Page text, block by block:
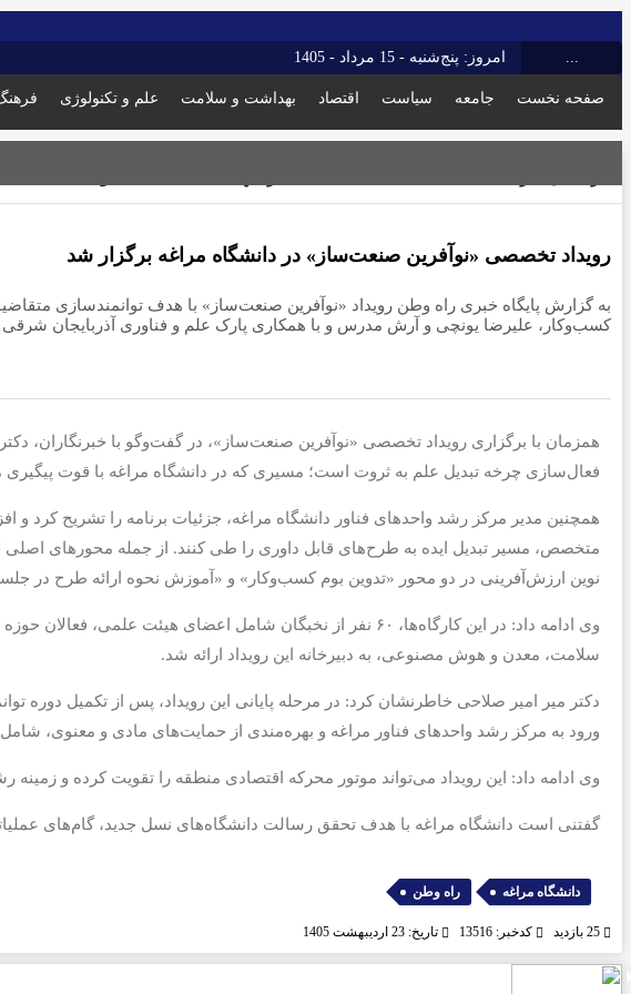
... امروز: پنج‌شنبه - 15 مرداد - 1405
صفحه نخست جامعه سیاست اقتصاد بهداشت و سلامت علم و تکنولوژی
رویداد تخصصی «نوآفرین صنعت‌ساز» در دانشگاه مراغه برگزار شد
به گزارش پایگاه خبری راه وطن رویداد «نوآفرین صنعت‌ساز» با هدف توانمندسازی
کسب‌وکار، علیرضا یونچی و آرش مدرس و با همکاری پارک علم و فناوری آذربایجان شرقی
همزمان با برگزاری رویداد تخصصی «نوآفرین صنعت‌ساز»، در گفت‌وگو با خبرنگاران،
فعال‌سازی چرخه تبدیل علم به ثروت است؛ مسیری که در دانشگاه مراغه با قوت پیگیری
همچنین مدیر مرکز رشد واحدهای فناور دانشگاه مراغه، جزئیات برنامه را تشریح کرد و
متخصص، مسیر تبدیل ایده به طرح‌های قابل داوری را طی کنند. از جمله محورهای
نوین ارزش‌آفرینی در دو محور «تدوین بوم کسب‌وکار» و «آموزش نحوه ارائه طرح در
سلامت، معدن و هوش مصنوعی، به دبیرخانه این رویداد ارائه شد.
دکتر میر امیر صلاحی خاطرنشان کرد: در مرحله پایانی این رویداد، پس از تکمیل دوره
ورود به مرکز رشد واحدهای فناور مراغه و بهره‌مندی از حمایت‌های مادی و معنوی،
وی ادامه داد: این رویداد می‌تواند موتور محرکه اقتصادی منطقه را تقویت کرده و زمینه
گفتنی است دانشگاه مراغه با هدف تحقق رسالت دانشگاه‌های نسل جدید، گام‌های
دانشگاه مراغه , راه وطن
کدخبر: 13516 تاریخ: 23 اردیبهشت 1405